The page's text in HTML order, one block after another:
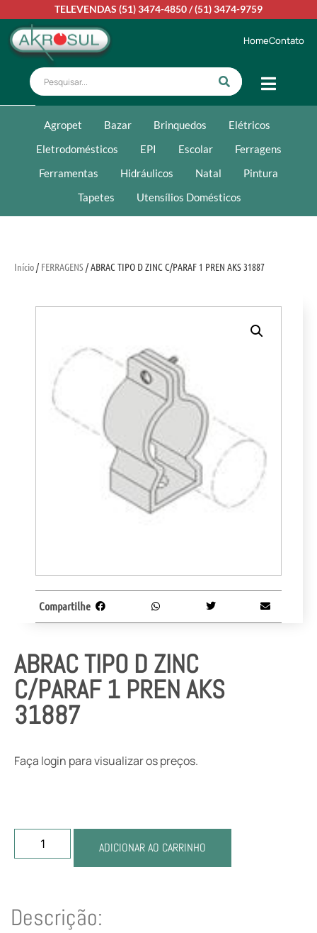
TELEVENDAS (51) 3474-4850/(51) 3474-9759
HomeContato
Agropet Bazar Brinquedos
Elétricos
Eletrodomésticos
EPI Escolar
Ferragens
Ferramentas
Hidráulicos Natal
Pintura
Tapetes
Utensílios Domésticos
Início/ FERRAGENS/ ABRAC TIPO D ZINC C/PARAF 1 PREN AKS 31887
ABRAC TIPO D ZINC
C/PARAF 1 PREN AKS
31887
Faça login para visualizar os preços.
ADICIONAR AO CARRINHO
Compartilhe
Descrição: